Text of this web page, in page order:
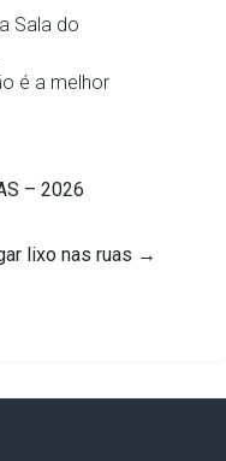
Sala do
é a melhor
– 2026
lixo nas ruas →